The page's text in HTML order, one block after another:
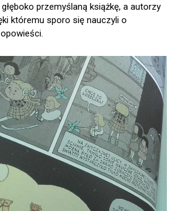
przemyślaną książkę, a autorzy
któremu sporo się nauczyli o